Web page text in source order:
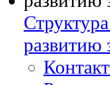
развитию